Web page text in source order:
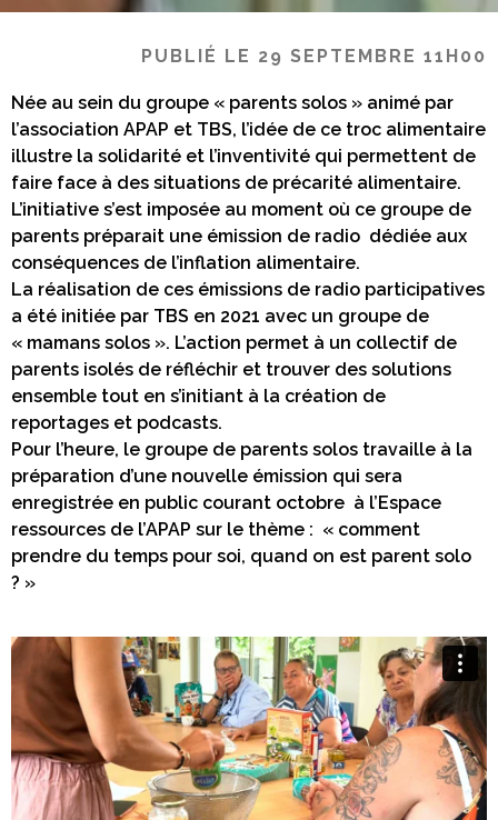
PUBLIÉ LE 29 SEPTEMBRE 11H00
Née au sein du groupe « parents solos » animé par
l’association APAP et TBS, l’idée de ce troc alimentaire
illustre la solidarité et l’inventivité qui permettent de
faire face à des situations de précarité alimentaire.
L’initiative s’est imposée au moment où ce groupe de
parents préparait une émission de radio dédiée aux
conséquences de l’inflation alimentaire.
La réalisation de ces émissions de radio participatives
a été initiée par TBS en 2021 avec un groupe de
« mamans solos ». L’action permet à un collectif de
parents isolés de réfléchir et trouver des solutions
ensemble tout en s’initiant à la création de
reportages et podcasts.
Pour l’heure, le groupe de parents solos travaille à la
préparation d’une nouvelle émission qui sera
enregistrée en public courant octobre à l’Espace
ressources de l’APAP sur le thème : « comment
prendre du temps pour soi, quand on est parent solo
? »